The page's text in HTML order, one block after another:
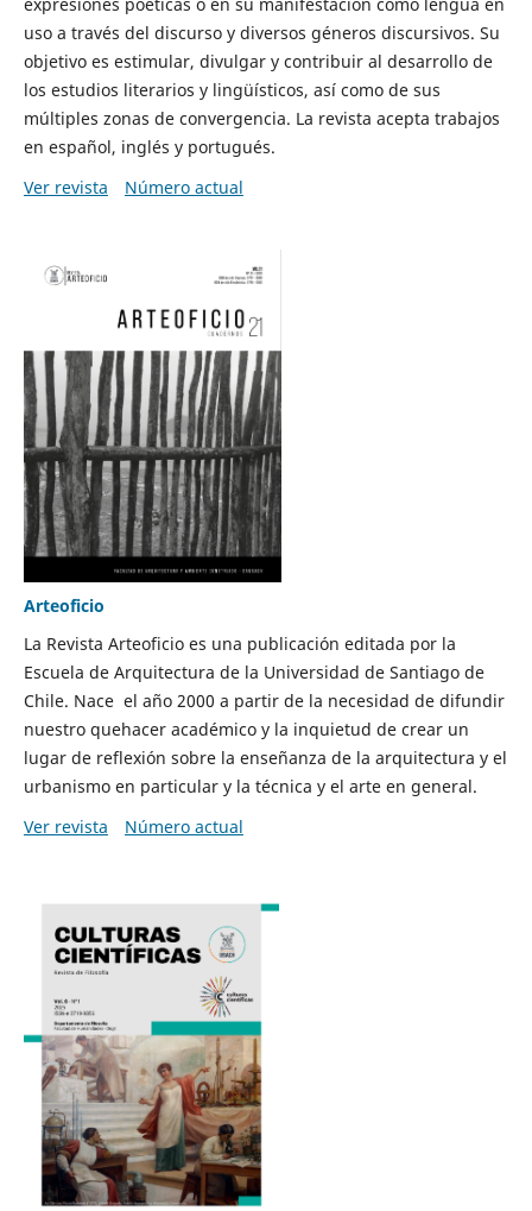
uso a través del discurso y diversos géneros discursivos. Su
objetivo es estimular, divulgar y contribuir al desarrollo de
los estudios literarios y lingüísticos, así como de sus
múltiples zonas de convergencia. La revista acepta trabajos
en español, inglés y portugués.
Ver revista
Número actual
Arteoficio
La Revista Arteoficio es una publicación editada por la
Escuela de Arquitectura de la Universidad de Santiago de
Chile. Nace el año 2000 a partir de la necesidad de difundir
nuestro quehacer académico y la inquietud de crear un
lugar de reflexión sobre la enseñanza de la arquitectura y el
urbanismo en particular y la técnica y el arte en general.
Ver revista
Número actual